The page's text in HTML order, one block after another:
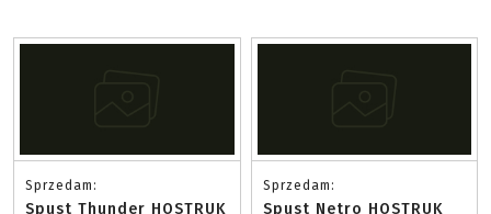
Sprzedam:
Spust Thunder HOSTRUK
Sprzedam:
Spust Netro HOSTRUK